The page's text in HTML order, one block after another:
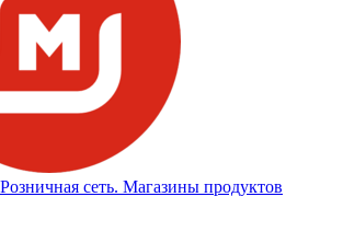
сеть. Магазины продуктов